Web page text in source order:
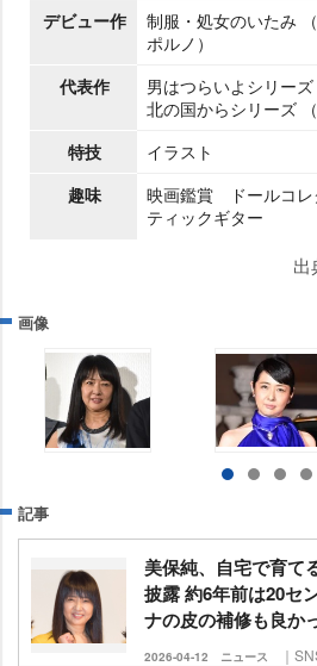
デビュー作
制服・処女のいたみ
ポルノ）
代表作
男はつらいよシリー
北の国からシリーズ
特技
イラスト
趣味
映画鑑賞 ドールコ
ティックギター
出
画像
記事
美保純、自宅で育て
披露 約6年前は20セ
ナの皮の補修も良か
2026-04-12 ニュース ｜